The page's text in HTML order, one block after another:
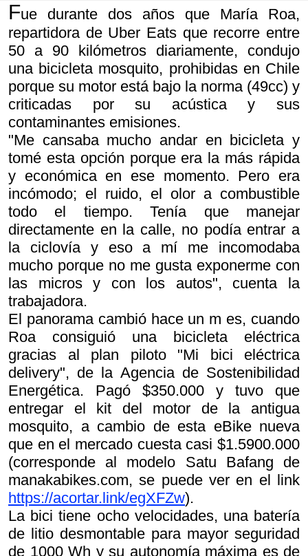
Fue durante dos años que María Roa,
repartidora de Uber Eats que recorre entre
50 a 90 kilómetros diariamente, condujo
una bicicleta mosquito, prohibidas en Chile
porque su motor está bajo la norma (49cc) y
criticadas por su acústica y sus
contaminantes emisiones.
"Me cansaba mucho andar en bicicleta y
tomé esta opción porque era la más rápida
y económica en ese momento. Pero era
incómodo; el ruido, el olor a combustible
todo el tiempo. Tenía que manejar
directamente en la calle, no podía entrar a
la ciclovía y eso a mí me incomodaba
mucho porque no me gusta exponerme con
las micros y con los autos", cuenta la
trabajadora.
El panorama cambió hace un m es, cuando
Roa consiguió una bicicleta eléctrica
gracias al plan piloto "Mi bici eléctrica
delivery", de la Agencia de Sostenibilidad
Energética. Pagó $350.000 y tuvo que
entregar el kit del motor de la antigua
mosquito, a cambio de esta eBike nueva
que en el mercado cuesta casi $1.5900.000
(corresponde al modelo Satu Bafang de
manakabikes.com, se puede ver en el link
https://acortar.link/egXFZw).
La bici tiene ocho velocidades, una batería
de litio desmontable para mayor seguridad
de 1000 Wh y su autonomía máxima es de